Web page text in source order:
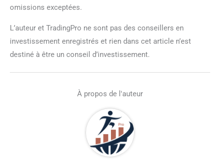
omissions exceptées.
L’auteur et TradingPro ne sont pas des conseillers en
investissement enregistrés et rien dans cet article n’est
destiné à être un conseil d’investissement.
À propos de l'auteur